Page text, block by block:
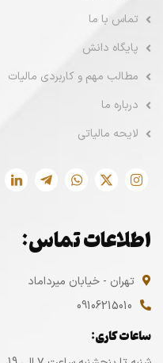
تماس با ما
پایگاه دانش
مطالب مهم و کاربردی مالیات
درباره ما
لایحه مالیاتی
اطلاعات تماس:
تهران - خیابان میرداماد
09106215010
ساعات کاری: